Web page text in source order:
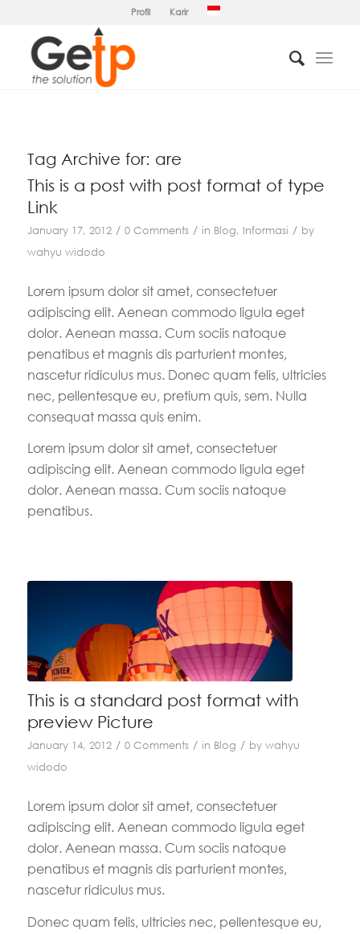
Profil Karir
Tag Archive for: are
This is a post with post format of type
Link
January 17, 2012 / 0 Comments / in Blog, Informasi / by
wahyu widodo
Lorem ipsum dolor sit amet, consectetuer
adipiscing elit. Aenean commodo ligula eget
dolor. Aenean massa. Cum sociis natoque
penatibus et magnis dis parturient montes,
nascetur ridiculus mus. Donec quam felis, ultricies
nec, pellentesque eu, pretium quis, sem. Nulla
consequat massa quis enim.
Lorem ipsum dolor sit amet, consectetuer
adipiscing elit. Aenean commodo ligula eget
dolor. Aenean massa. Cum sociis natoque
penatibus.
This is a standard post format with
preview Picture
January 14, 2012 / 0 Comments / in Blog / by wahyu
widodo
Lorem ipsum dolor sit amet, consectetuer
adipiscing elit. Aenean commodo ligula eget
dolor. Aenean massa. Cum sociis natoque
penatibus et magnis dis parturient montes,
nascetur ridiculus mus.
Donec quam felis, ultricies nec, pellentesque eu,